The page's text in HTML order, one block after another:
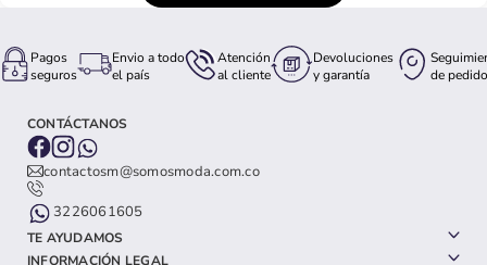
Pagos
seguros
Envio a todo
el país
Atención
al cliente
Devoluciones
y garantía
de pedido
CONTÁCTANOS
contactosm@somosmoda.com.co
3226061605
TE AYUDAMOS
INFORMACIÓN LEGAL